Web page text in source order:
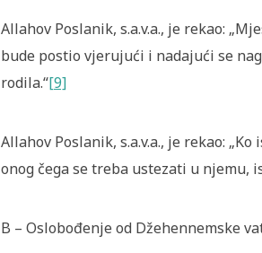
Allahov Poslanik, s.a.v.a., je rekao:
bude postio vjerujući i nadajući se
rodila.“[9]
Allahov Poslanik, s.a.v.a., je rekao:
onog čega se treba ustezati u njemu,
B – Oslobođenje od Džehennemske